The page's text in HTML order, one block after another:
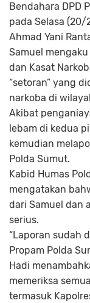
Bendahara DPD
pada Selasa
Ahmad Yani
Samuel
dan Kasat
“setoran” yang
narkoba di
Akibat
lebam di kedua
kemudian
Polda Sumut.
Kabid Humas
mengatakan
dari Samuel dan
serius.
“Laporan sudah
Propam Polda
Hadi
memeriksa
termasuk